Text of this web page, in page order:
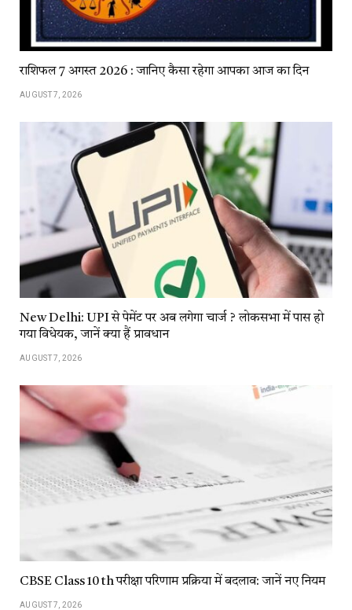
राशिफल 7 अगस्त 2026 : जानिए कैसा रहेगा आपका आज का दिन
AUGUST 7, 2026
New Delhi: UPI से पेमेंट पर अब लगेगा चार्ज ? लोकसभा में पास हो
गया विधेयक, जानें क्या हैं प्रावधान
AUGUST 7, 2026
CBSE Class 10 th परीक्षा परिणाम प्रक्रिया में बदलाव: जानें नए नियम
AUGUST 7, 2026